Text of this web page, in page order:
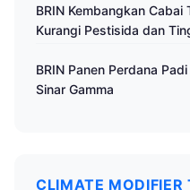
BRIN Kembangkan Cabai
Kurangi Pestisida dan
BRIN Panen Perdana
Sinar Gamma
CLIMATE MODIFIER